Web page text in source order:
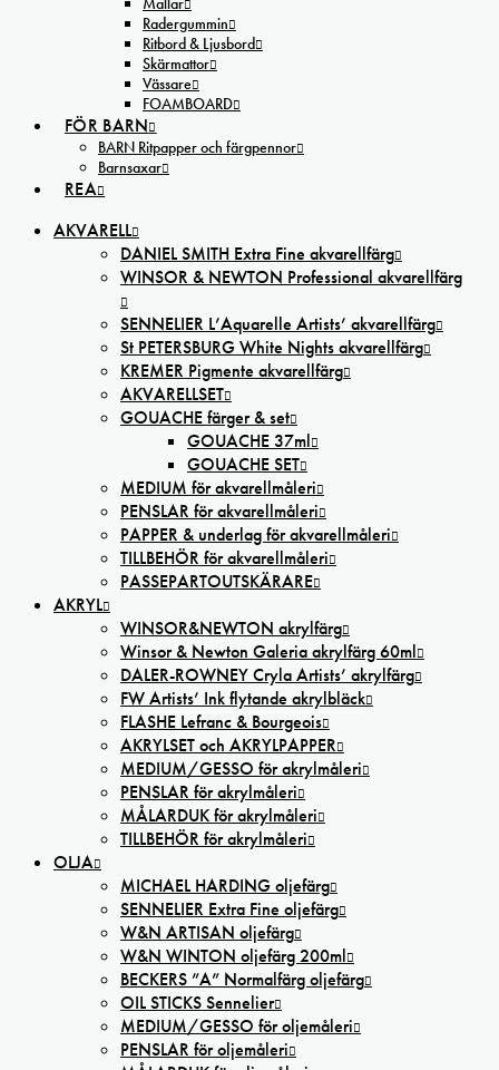
Radergummin
Ritbord & Ljusbord
Skärmattor
Vässare
FOAMBOARD
FÖR BARN
BARN Ritpapper och färgpennor
Barnsaxar
REA
AKVARELL
DANIEL SMITH Extra Fine akvarellfärg
WINSOR & NEWTON Professional akvarellfärg
SENNELIER L’Aquarelle Artists’ akvarellfärg
St PETERSBURG White Nights akvarellfärg
KREMER Pigmente akvarellfärg
AKVARELLSET
GOUACHE färger & set
GOUACHE 37ml
GOUACHE SET
MEDIUM för akvarellmåleri
PENSLAR för akvarellmåleri
PAPPER & underlag för akvarellmåleri
TILLBEHÖR för akvarellmåleri
PASSEPARTOUTSKÄRARE
AKRYL
WINSOR&NEWTON akrylfärg
Winsor & Newton Galeria akrylfärg 60ml
DALER-ROWNEY Cryla Artists’ akrylfärg
FW Artists’ Ink flytande akrylbläck
FLASHE Lefranc & Bourgeois
AKRYLSET och AKRYLPAPPER
MEDIUM/GESSO för akrylmåleri
PENSLAR för akrylmåleri
MÅLARDUK för akrylmåleri
TILLBEHÖR för akrylmåleri
OLJA
MICHAEL HARDING oljefärg
SENNELIER Extra Fine oljefärg
W&N ARTISAN oljefärg
W&N WINTON oljefärg 200ml
BECKERS ”A” Normalfärg oljefärg
OIL STICKS Sennelier
MEDIUM/GESSO för oljemåleri
PENSLAR för oljemåleri